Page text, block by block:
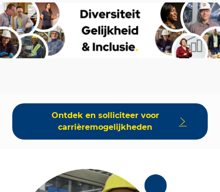
Ontdek en solliciteer voor
carrièremogelijkheden